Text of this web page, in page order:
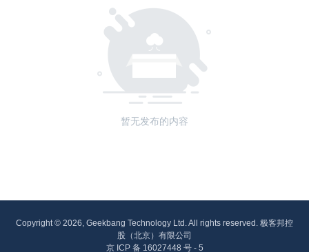
暂无发布的内容
Copyright © 2026, Geekbang Technology Ltd. All rights reserved. 极客邦控
股（北京）有限公司
京 ICP 备 16027448 号 - 5